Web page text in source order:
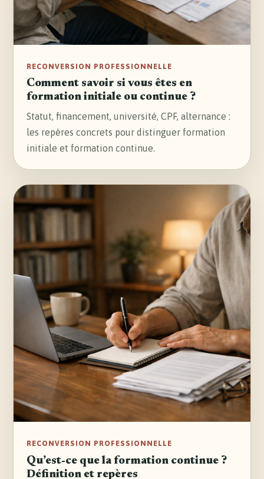
RECONVERSION PROFESSIONNELLE
Comment savoir si vous êtes en
formation initiale ou continue ?
Statut, financement, université, CPF, alternance :
les repères concrets pour distinguer formation
initiale et formation continue.
RECONVERSION PROFESSIONNELLE
Qu’est-ce que la formation continue ?
Définition et repères